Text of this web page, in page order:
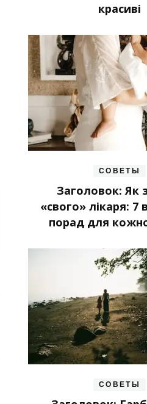
красиві
СОВЕТЫ
Заголовок: Як
«свого» лікаря: 7
порад для
СОВЕТЫ